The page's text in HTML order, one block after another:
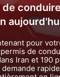
pour
de
Iran et 190